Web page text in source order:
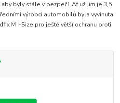
byly stále v bezpečí. Ať už jim je 3,5
výrobci automobilů byla vyvinuta
M i-Size pro ještě větší ochranu proti